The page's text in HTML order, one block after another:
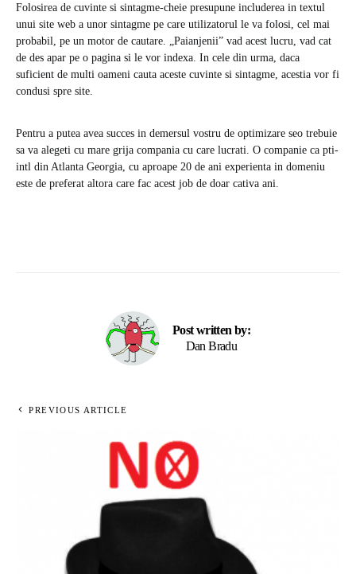
Folosirea de cuvinte si sintagme-cheie presupune includerea in textul
unui site web a unor sintagme pe care utilizatorul le va folosi, cel mai
probabil, pe un motor de cautare. „Paianjenii” vad acest lucru, vad cat
de des apar pe o pagina si le vor indexa. In cele din urma, daca
suficient de multi oameni cauta aceste cuvinte si sintagme, acestia vor fi
condusi spre site.
Pentru a putea avea succes in demersul vostru de optimizare seo trebuie
sa va alegeti cu mare grija compania cu care lucrati. O companie ca pti-
intl din Atlanta Georgia, cu aproape 20 de ani experienta in domeniu
este de preferat altora care fac acest job de doar cativa ani.
Post written by:
Dan Bradu
PREVIOUS ARTICLE